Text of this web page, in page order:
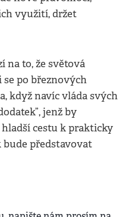
využití, držet
na to, že světová
po březnových
když navíc vláda svých
jenž by
cestu k prakticky
bude představovat